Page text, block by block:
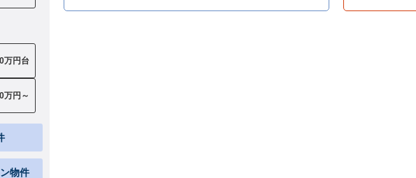
万円台
万円～
物件